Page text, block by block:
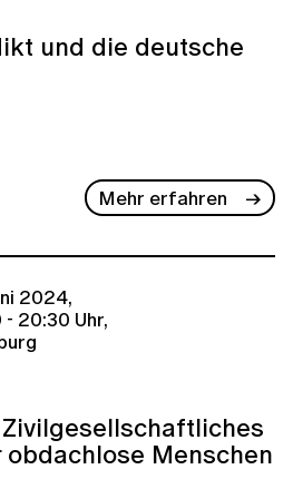
und die deutsche
Mehr erfahren
2024,
- 20:30 Uhr,
Menschen